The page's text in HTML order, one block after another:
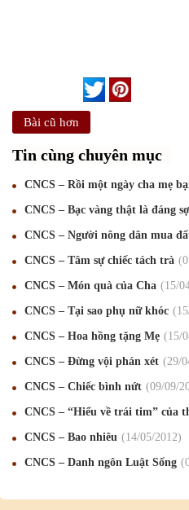
Bài cũ hơn
Tin cùng chuyên mục
CNCS – Rồi một ngày cha mẹ
CNCS – Bạc vàng thật là đáng sợ
CNCS – Người nông dân mua
CNCS – Tâm sự chiếc tách trà
CNCS – Món quà của Cha 15/
CNCS – Tại sao phụ nữ khóc 15
CNCS – Hoa hồng tặng Mẹ 15/
CNCS – Đừng vội phán xét 29/
CNCS – Chiếc bình nứt 09/09/
CNCS – “Hiểu về trái tim” của
CNCS – Bao nhiêu 14/05/2012
CNCS – Danh ngôn Luật Sống
Mừng Xuân Canh Tý 2020 22 /01 /
Chúc mừng Giáng sinh và Năm
Mừng Xuân Kỷ Hợi 2019 /02
Mừng Xuân Bính Ngọ 2026 15 /02
Chúc mừng Giáng sinh và Năm
Chúc mừng Giáng sinh và Năm